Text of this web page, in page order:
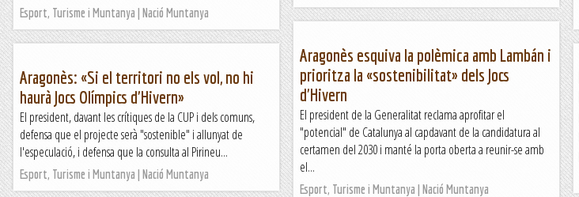
Esport, Turisme i Muntanya | Nació Muntanya
Aragonès esquiva la polèmica amb Lambán i
prioritza la «sostenibilitat» dels Jocs
d'Hivern
El president de la Generalitat reclama aprofitar el
"potencial" de Catalunya al capdavant de la candidatura al
certamen del 2030 i manté la porta oberta a reunir-se amb
el...
Esport, Turisme i Muntanya | Nació Muntanya
Aragonès: «Si el territori no els vol, no hi
haurà Jocs Olímpics d'Hivern»
El president, davant les crítiques de la CUP i dels comuns,
defensa que el projecte serà "sostenible" i allunyat de
l'especulació, i defensa que la consulta al Pirineu...
Esport, Turisme i Muntanya | Nació Muntanya